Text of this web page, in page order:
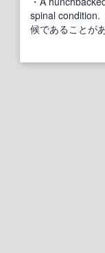
spinal condition.
候であることが